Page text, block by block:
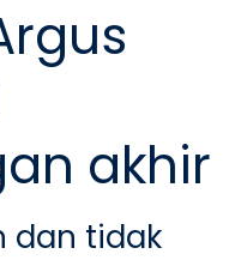
akhir
dan tidak